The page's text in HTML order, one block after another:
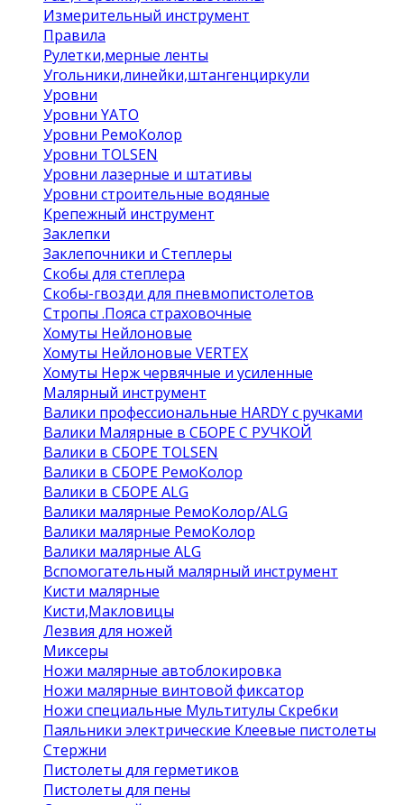
Измерительный инструмент
Правила
Рулетки,мерные ленты
Угольники,линейки,штангенциркули
Уровни
Уровни YATO
Уровни РемоКолор
Уровни TOLSEN
Уровни лазерные и штативы
Уровни строительные водяные
Крепежный инструмент
Заклепки
Заклепочники и Степлеры
Скобы для степлера
Скобы-гвозди для пневмопистолетов
Стропы .Пояса страховочные
Хомуты Нейлоновые
Хомуты Нейлоновые VERTEX
Хомуты Нерж червячные и усиленные
Малярный инструмент
Валики профессиональные HARDY с ручками
Валики Малярные в СБОРЕ С РУЧКОЙ
Валики в СБОРЕ TOLSEN
Валики в СБОРЕ РемоКолор
Валики в СБОРЕ ALG
Валики малярные РемоКолор/ALG
Валики малярные РемоКолор
Валики малярные ALG
Вспомогательный малярный инструмент
Кисти малярные
Кисти,Макловицы
Лезвия для ножей
Миксеры
Ножи малярные автоблокировка
Ножи малярные винтовой фиксатор
Ножи специальные Мультитулы Скребки
Паяльники электрические Клеевые пистолеты
Стержни
Пистолеты для герметиков
Пистолеты для пены